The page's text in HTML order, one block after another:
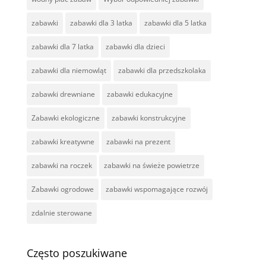
zabawki zabawki dla 3 latka zabawki dla 5 latka
zabawki dla 7 latka zabawki dla dzieci
zabawki dla niemowląt zabawki dla przedszkolaka
zabawki drewniane zabawki edukacyjne
Zabawki ekologiczne zabawki konstrukcyjne
zabawki kreatywne zabawki na prezent
zabawki na roczek zabawki na świeże powietrze
Zabawki ogrodowe zabawki wspomagające rozwój
zdalnie sterowane
Często poszukiwane